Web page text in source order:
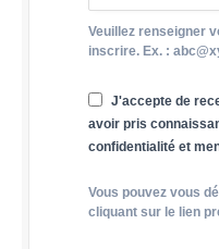
Veuillez renseigner
inscrire. Ex. :
J'accepte de
avoir pris
confidentialité et
Vous pouvez vous
cliquant sur le lien